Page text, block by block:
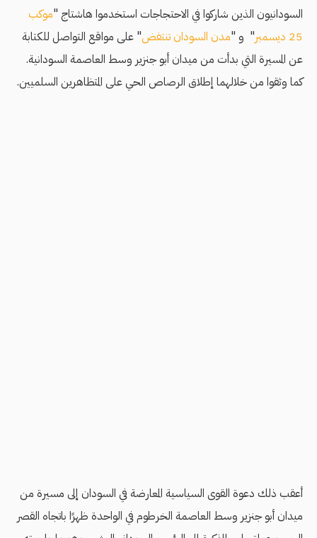
السودانيون الذين شاركوا في الاحتجاجات استخدموا هاشتاج "موكب
25 ديسمبر
" و "مدن السودان تنتفض" على مواقع التواصل للكتابة
عن المسيرة التي بدأت من ميدان أبو جنزير وسط العاصمة السودانية.
كما وثقوا من خلالهما إطلاق الرصاص الحي على المتظاهرين السلميين.
أعقب ذلك دعوة القوى السياسية المعارضة في السودان إلى مسيرة من
ميدان أبو جنزير وسط العاصمة الخرطوم في الواحدة ظهرًا باتجاه القصر